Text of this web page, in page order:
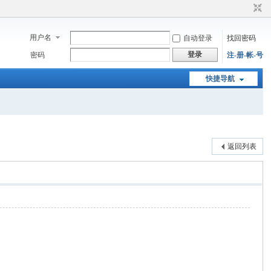
用户名 自动登录
找回密码
密码
登录 注-册-帐-号
快捷导航
返回列表